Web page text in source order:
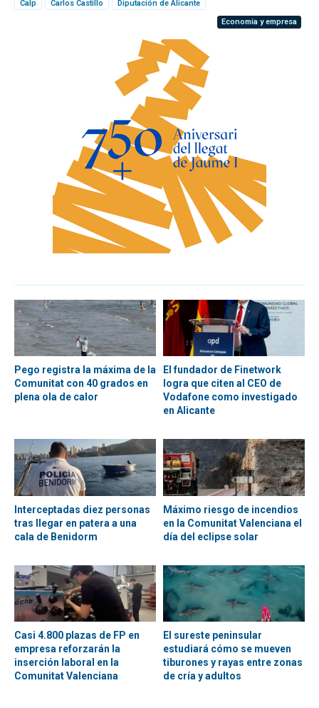
Calp Carlos Castillo
Diputación de Alicante
Economía y empresa
Pego registra la máxima de la
Comunitat con 40 grados en
plena ola de calor
El fundador de Finetwork
logra que citen al CEO de
Vodafone como investigado
en Alicante
Interceptadas diez personas
tras llegar en patera a una
cala de Benidorm
Máximo riesgo de incendios
en la Comunitat Valenciana el
día del eclipse solar
Casi 4.800 plazas de FP en
empresa reforzarán la
inserción laboral en la
Comunitat Valenciana
El sureste peninsular
estudiará cómo se mueven
tiburones y rayas entre zonas
de cría y adultos